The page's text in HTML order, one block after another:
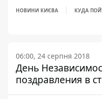
НОВИНИ КИЄВА КУДА
06:00, 24 серпня 2018
День
поздравления в